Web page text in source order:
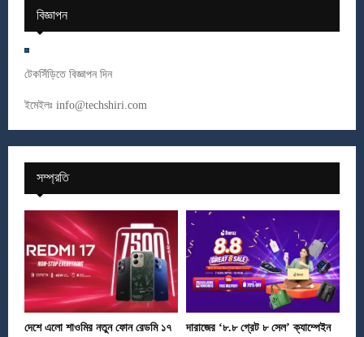
বিজ্ঞাপন
টেকসিঁড়িতে বিজ্ঞাপন দিন
ইমেইলঃ info@techshiri.com
সম্প্রতি
দেশে এলো শাওমির নতুন ফোন রেডমি ১৭
দারাজের ‘৮.৮ গ্রেট ৮ সেল’ ক্যাম্পেইন